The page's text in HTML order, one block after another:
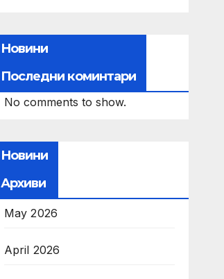
Новини
Последни коминтари
No comments to show.
Новини
Архиви
May 2026
April 2026